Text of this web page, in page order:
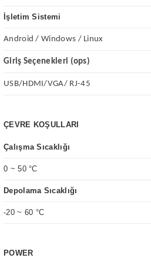
İşletim Sistemi
Android / Windows / Linux
Giriş Seçenekleri (ops)
USB/HDMI/VGA/ RJ-45
ÇEVRE KOŞULLARI
Çalışma Sıcaklığı
0 ~ 50 °C
Depolama Sıcaklığı
-20 ~ 60 °C
POWER